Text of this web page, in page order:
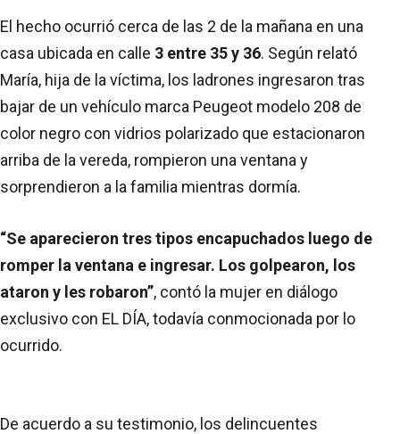
El hecho ocurrió cerca de las 2 de la mañana en una
casa ubicada en calle 3 entre 35 y 36. Según relató
María, hija de la víctima, los ladrones ingresaron tras
bajar de un vehículo marca Peugeot modelo 208 de
color negro con vidrios polarizado que estacionaron
arriba de la vereda, rompieron una ventana y
sorprendieron a la familia mientras dormía.
“Se aparecieron tres tipos encapuchados luego de
romper la ventana e ingresar. Los golpearon, los
ataron y les robaron”, contó la mujer en diálogo
exclusivo con EL DÍA, todavía conmocionada por lo
ocurrido.
De acuerdo a su testimonio, los delincuentes